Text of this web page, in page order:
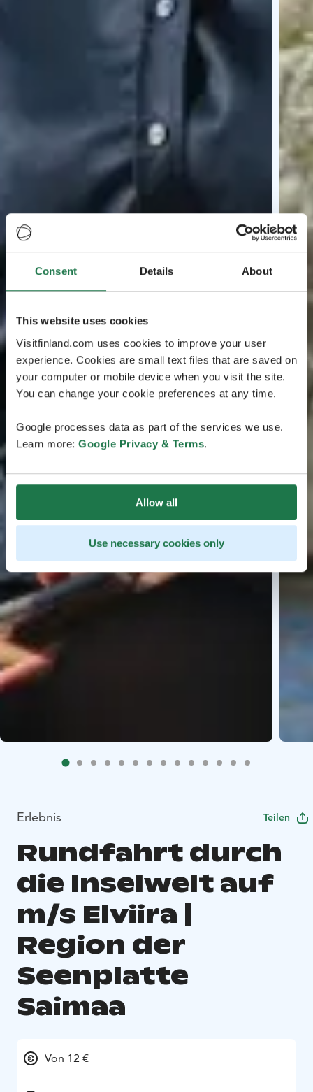
Consent Details About
This website uses cookies
Visitfinland.com uses cookies to improve your user
experience. Cookies are small text files that are saved on
your computer or mobile device when you visit the site.
You can change your cookie preferences at any time.
Google processes data as part of the services we use.
Learn more: Google Privacy & Terms.
Allow all
Use necessary cookies only
Erlebnis Teilen
Rundfahrt durch
die Inselwelt auf
m/s Elviira |
Region der
Seenplatte
Saimaa
Von 12 €